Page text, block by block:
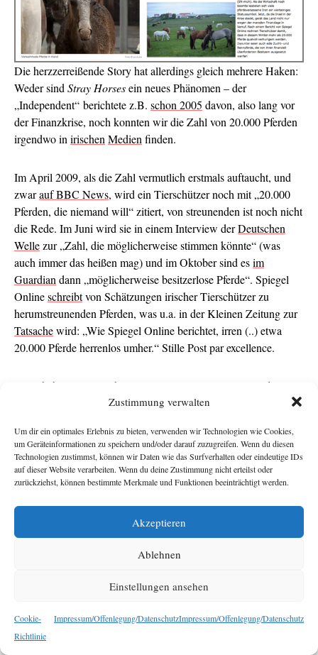
Zustimmung verwalten
Um dir ein optimales Erlebnis zu bieten, verwenden wir Technologien wie Cookies,
um Geräteinformationen zu speichern und/oder darauf zuzugreifen. Wenn du diesen
Technologien zustimmst, können wir Daten wie das Surfverhalten oder eindeutige IDs
auf dieser Website verarbeiten. Wenn du deine Zustimmung nicht erteilst oder
zurückziehst, können bestimmte Merkmale und Funktionen beeinträchtigt werden.
Akzeptieren
Ablehnen
Einstellungen ansehen
Cookie-
Richtlinie
Impressum/Offenlegung/DatenschutzImpressum/Offenlegung/Datenschutz
Die herzzerreißende Story hat allerdings gleich mehrere Haken:
Weder sind Stray Horsesein neues Phänomen – der
„Independent“ berichtete z.B. schon 2005 davon, also lang vor
der Finanzkrise, noch konnten wir die Zahl von 20.000 Pferden
irgendwo in irischen Medien finden.
Im April 2009, als die Zahl vermutlich erstmals auftaucht, und
zwarauf BBC News, wird ein Tierschützer noch mit „20.000
Pferden, die niemand will“ zitiert, von streunenden ist noch nicht
die Rede. Im Juni wird sie in einem Interview derDeutschen
Wellezur „Zahl, die möglicherweise stimmen könnte“ (was
auch immer das heißen mag) und im Oktober sind esim
Guardian dann „möglicherweise besitzerlose Pferde“. Spiegel
Onlineschreibtvon Schätzungen irischer Tierschützer zu
herumstreunenden Pferden, was u.a. in der Kleinen Zeitung zur
Tatsachewird: „Wie Spiegel Online berichtet, irren (..) etwa
20.000 Pferde herrenlos umher.“ Stille Post par excellence.
Eines haben alle Berichte gemein: Die Quelle ist immer die –
spendenfinanzierte – Dubliner Tierschutzorganisation
DSPCA,
MutterorganisationISPCAauf unsere Frage nach einer
verlässlichen Quelle:
no definitive numbers
brought in 13 horses in 2007, 16 in 2008, 23 in